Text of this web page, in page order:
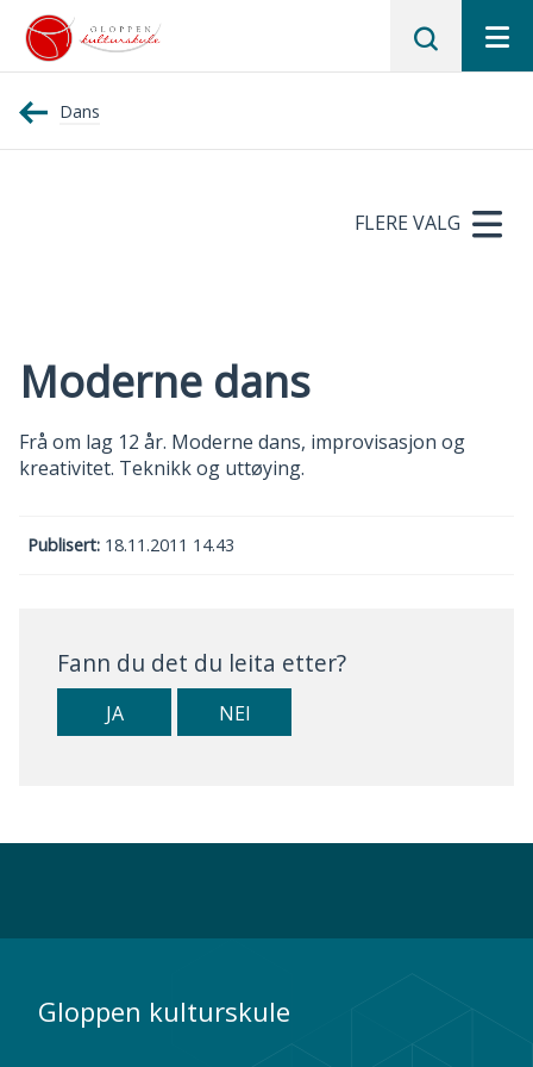
Gloppen
kulturskule
Dans
FLERE VALG
Moderne dans
Frå om lag 12 år. Moderne dans, improvisasjon og
kreativitet. Teknikk og uttøying.
Publisert 18.11.2011 14.43
Fann du det du leita etter?
JA NEI
Gloppen kulturskule